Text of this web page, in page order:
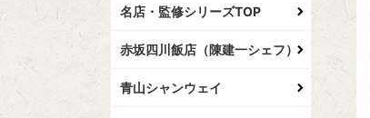
名店・監修シリーズTOP
赤坂四川飯店（陳建一シェフ）
青山シャンウェイ